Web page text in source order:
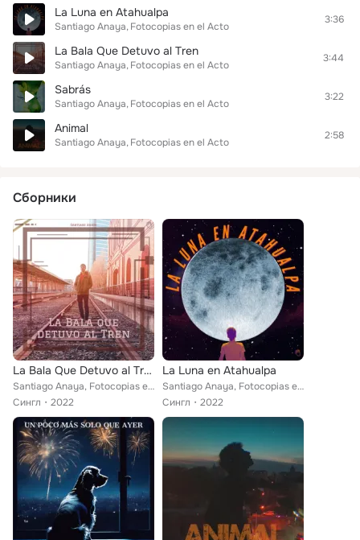
La Luna en Atahualpa
Santiago Anaya Fotocopias en el Acto
3:36
La Bala Que Detuvo al Tren
Santiago Anaya Fotocopias en el Acto
3:44
Sabrás
Santiago Anaya Fotocopias en el Acto
3:22
Animal
Santiago Anaya Fotocopias en el Acto
2:58
Сборники
La Bala Que Detuvo al Tren
Santiago Anaya, Fotocopias en el Acto
Сингл
2022
La Luna en Atahualpa
Santiago Anaya, Fotocopias en el Acto
Сингл
2022